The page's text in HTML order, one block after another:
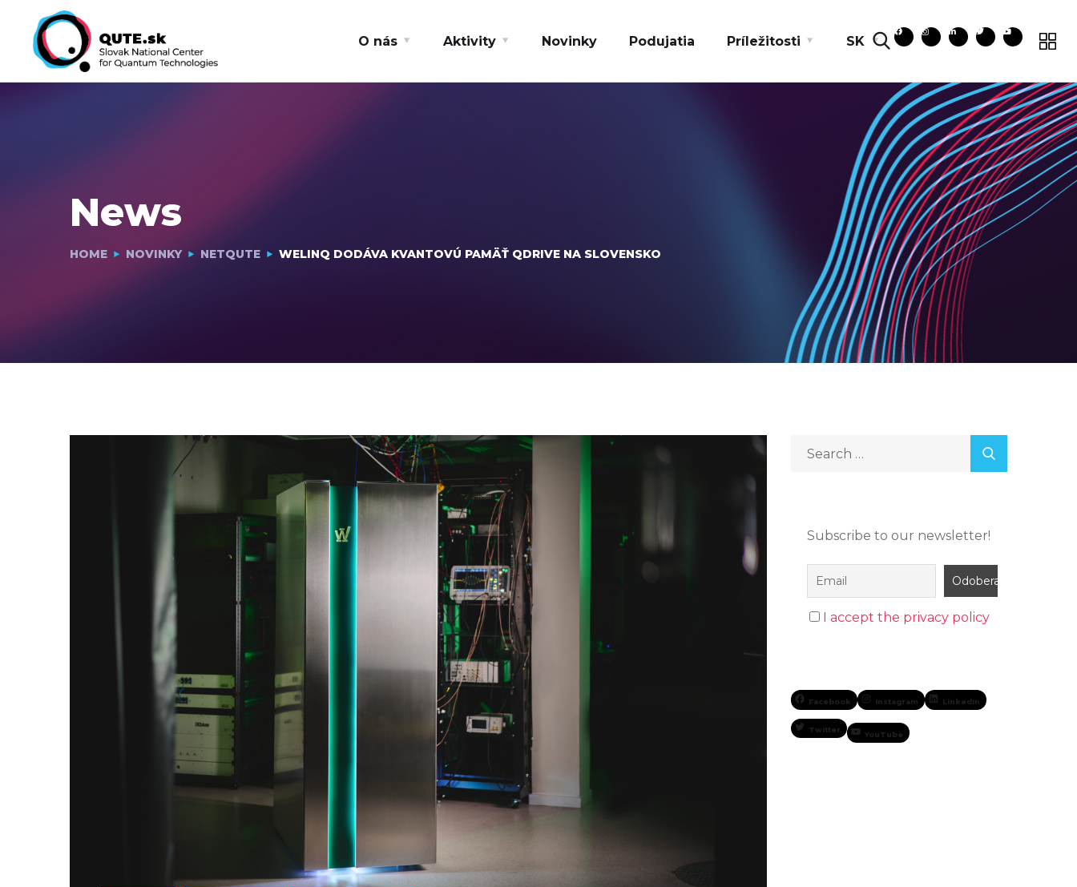
O nás Aktivity Novinky Podujatia Príležitosti SK
News
HOME NOVINKY NETQUTE WELINQ DODÁVA KVANTOVÚ PAMÄŤ QDRIVE NA SLOVENSKO
Subscribe to our newsletter!
I accept the privacy policy
Facebook Instagram LinkedIn
Twitter YouTube